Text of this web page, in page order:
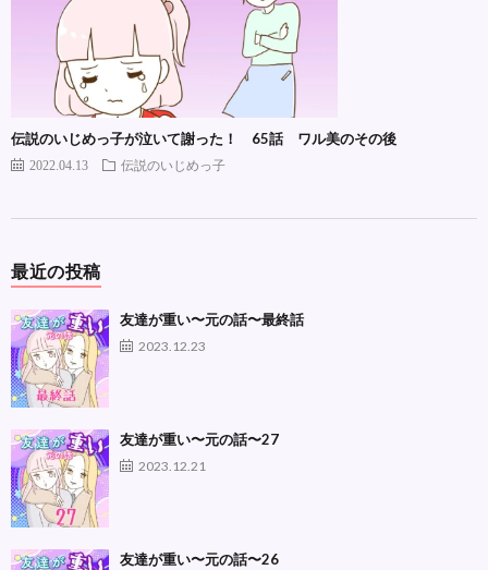
伝説のいじめっ子が泣いて謝った！ 65話 ワル美のその後
2022.04.13 伝説のいじめっ子
最近の投稿
友達が重い〜元の話〜最終話
2023.12.23
友達が重い〜元の話〜27
2023.12.21
友達が重い〜元の話〜26